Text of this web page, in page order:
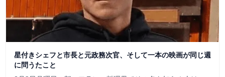
星付きシェフと市長と元政務次官、そして一本の映画が同じ週
に問うたこと